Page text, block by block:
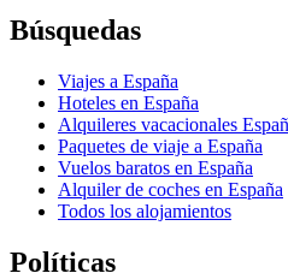
Búsquedas
Viajes a España
Hoteles en España
Alquileres vacacionales
Paquetes de viaje a España
Vuelos baratos en España
Alquiler de coches en España
Todos los alojamientos
Políticas